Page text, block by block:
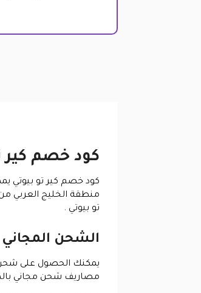
كود خصم كير
كود خصم كير تو بيوتي
منطقة الخليج العربي
تو بيوتي .
الشحن المجاني
مصاريف شحن مجاني